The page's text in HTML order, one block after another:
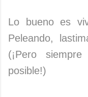
Lo bueno es
Peleando,
(¡Pero
posible!)